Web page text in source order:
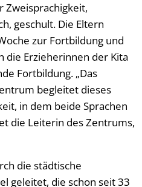
Zweisprachigkeit,
geschult. Die Eltern
zur Fortbildung und
die Erzieherinnen der Kita
Fortbildung. „Das
begleitet dieses
in dem beide Sprachen
die Leiterin des Zentrums,
die städtische
geleitet, die schon seit 33